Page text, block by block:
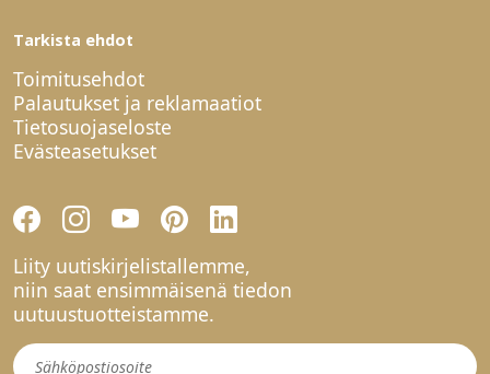
Tarkista ehdot
Toimitusehdot
Palautukset ja reklamaatiot
Tietosuojaseloste
Evästeasetukset
Liity uutiskirjelistallemme,
niin saat ensimmäisenä tiedon
uutuustuotteistamme.
Uutiskirje